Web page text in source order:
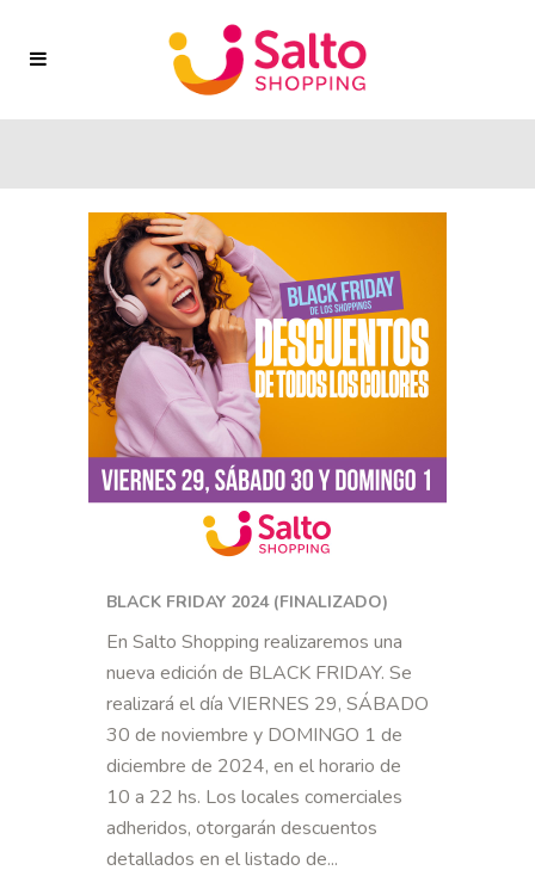
BLACK FRIDAY 2024 (FINALIZADO)
En Salto Shopping realizaremos una
nueva edición de BLACK FRIDAY. Se
realizará el día VIERNES 29, SÁBADO
30 de noviembre y DOMINGO 1 de
diciembre de 2024, en el horario de
10 a 22 hs. Los locales comerciales
adheridos, otorgarán descuentos
detallados en el listado de...